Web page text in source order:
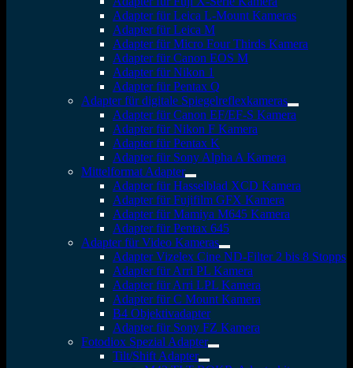
Adapter für Leica L-Mount Kameras
Adapter für Leica M
Adapter für Micro Four Thirds Kamera
Adapter für Canon EOS M
Adapter für Nikon 1
Adapter für Pentax Q
Adapter für digitale Spiegelreflexkameras
Adapter für Canon EF/EF-S Kamera
Adapter für Nikon F Kamera
Adapter für Pentax K
Adapter für Sony Alpha A Kamera
Mittelformat Adapter
Adapter für Hasselblad XCD Kamera
Adapter für Fujifilm GFX Kamera
Adapter für Mamiya M645 Kamera
Adapter für Pentax 645
Adapter für Video Kameras
Adapter Vizelex Cine ND-Filter 2 bis 8 Stopps
Adapter für Arri PL Kamera
Adapter für Arri LPL Kamera
Adapter für C Mount Kamera
B4 Objektivadapter
Adapter für Sony FZ Kamera
Fotodiox Spezial Adapter
Tilt/Shift Adapter